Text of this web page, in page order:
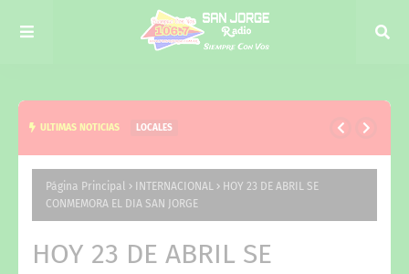
ULTIMAS NOTICIAS LOCALES
Página Principal INTERNACIONAL
HOY 23 DE ABRIL SE
CONMEMORA EL DIA SAN JORGE
HOY 23 DE ABRIL SE